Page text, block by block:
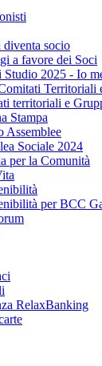
diventa socio
a favore dei Soci
Studio 2025 - Io
Territoriali
territoriali e
Stampa
Assemblee
Sociale 2024
per la Comunità
per BCC
RelaxBanking